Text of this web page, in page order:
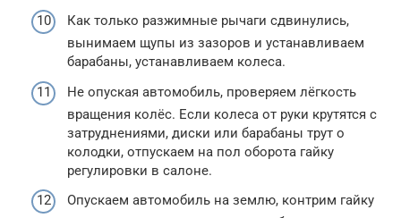
Как только разжимные рычаги сдвинулись,
вынимаем щупы из зазоров и устанавливаем
барабаны, устанавливаем колеса.
Не опуская автомобиль, проверяем лёгкость
вращения колёс. Если колеса от руки крутятся с
затруднениями, диски или барабаны трут о
колодки, отпускаем на пол оборота гайку
регулировки в салоне.
Опускаем автомобиль на землю, контрим гайку